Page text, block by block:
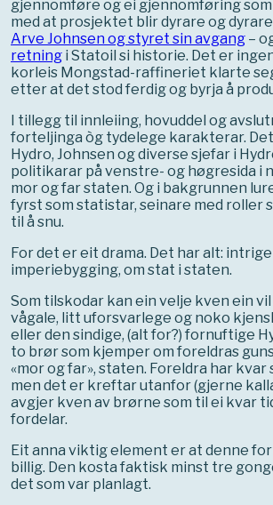
gjennomføre og ei gjennomføring
med at prosjektet blir dyrare og
Arve Johnsen og styret sin avgang –
retning i Statoil si historie. Det er
korleis Mongstad-raffineriet klarte
etter at det stod ferdig og byrja å
I tillegg til innleiing, hovuddel og
forteljinga òg tydelege karakterar.
Hydro, Johnsen og diverse sjefar i
politikarar på venstre- og høgresida i
mor og far staten. Og i bakgrunnen
fyrst som statistar, seinare med roller
til å snu.
For det er eit drama. Det har alt:
imperiebygging, om stat i staten.
Som tilskodar kan ein velje kven ein
vågale, litt uforsvarlege og noko
eller den sindige, (alt for?) fornuftige
to brør som kjemper om foreldras
«mor og far», staten. Foreldra har kvar
men det er kreftar utanfor (gjerne
avgjer kven av brørne som til ei kvar
fordelar.
Eit anna viktig element er at denne
billig. Den kosta faktisk minst tre
det som var planlagt.